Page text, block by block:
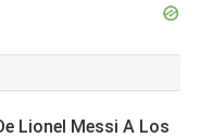
Lionel Messi A Los